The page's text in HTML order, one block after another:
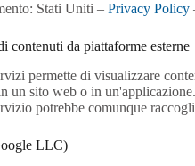
Stati Uniti – Privacy Policy
contenuti da piattaforme esterne
permette di visualizzare
un sito web o in
potrebbe comunque
LLC)